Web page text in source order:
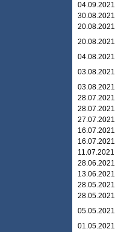
04.09.2021
30.08.2021
20.08.2021
20.08.2021
04.08.2021
03.08.2021
03.08.2021
28.07.2021
28.07.2021
27.07.2021
16.07.2021
16.07.2021
11.07.2021
28.06.2021
13.06.2021
28.05.2021
28.05.2021
05.05.2021
01.05.2021